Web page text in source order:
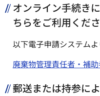
オンライン手続き
ちらをご利用くださ
以下電子申請システムよ
廃棄物管理責任者・補
郵送または持参に